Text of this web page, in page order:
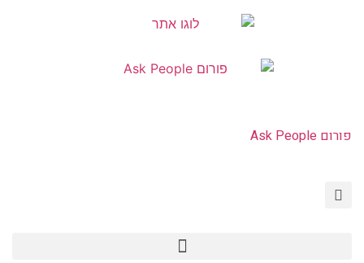
פורום Ask People